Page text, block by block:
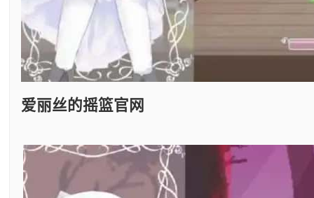
爱丽丝的摇篮官网